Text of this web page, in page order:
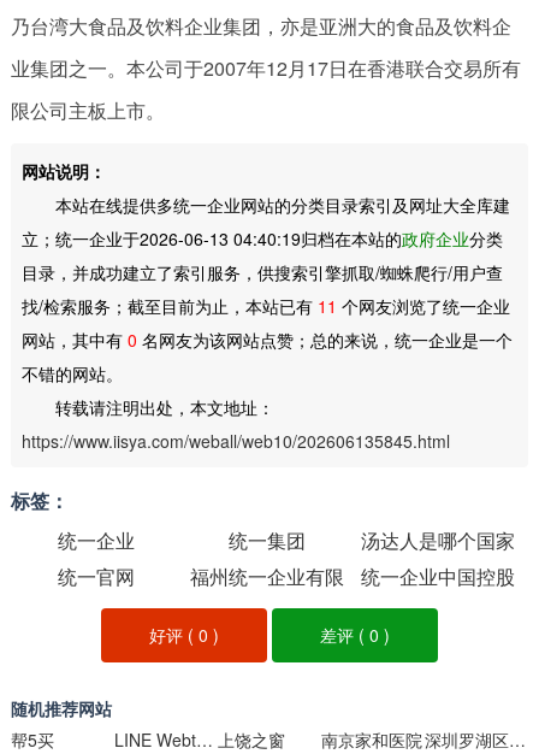
乃台湾大食品及饮料企业集团，亦是亚洲大的食品及饮料企
业集团之一。本公司于2007年12月17日在香港联合交易所有
限公司主板上市。
网站说明：
本站在线提供多统一企业网站的分类目录索引及网址大全库建
立；统一企业于2026-06-13 04:40:19归档在本站的政府企业分类
目录，并成功建立了索引服务，供搜索引擎抓取/蜘蛛爬行/用户查
找/检索服务；截至目前为止，本站已有 11 个网友浏览了统一企业
网站，其中有 0 名网友为该网站点赞；总的来说，统一企业是一个
不错的网站。
转载请注明出处，本文地址：
https://www.iisya.com/weball/web10/202606135845.html
标签：
统一企业
统一集团
汤达人是哪个国家
品牌
统一官网
福州统一企业有限
公司
统一企业中国控股
有限公司
好评 (0 ) 差评 ( 0 )
随机推荐网站
帮5买
LINE Webtoon中文官网 上饶之窗 南京家和医院
深圳罗湖区电子政务网